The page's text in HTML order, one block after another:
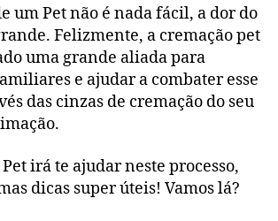
um Pet não é nada fácil, a dor do
Felizmente, a cremação pet
uma grande aliada para
e ajudar a combater esse
das cinzas de cremação do seu
irá te ajudar neste processo,
dicas super úteis! Vamos lá?